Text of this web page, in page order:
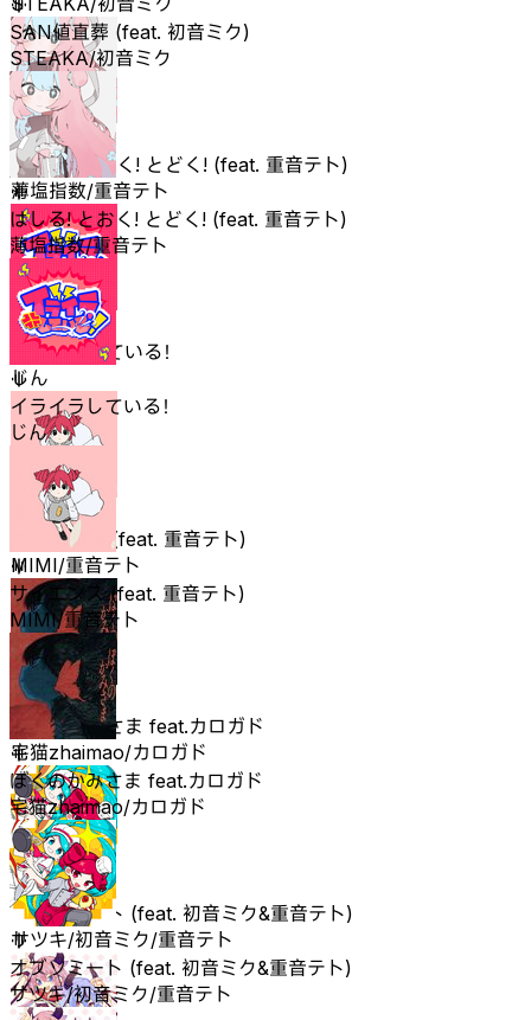
はしる! とおく! とどく! (feat. 重音テト)
薄塩指数/重音テト
イライラしている！
じん
サイエンス (feat. 重音テト)
MIMI/重音テト
ぼくのかみさま feat.カロガド
宅猫zhaimao/カロガド
オブソミート (feat. 初音ミク&重音テト)
サツキ/初音ミク/重音テト
SAN値直葬 (feat. 初音ミク)
STEAKA/初音ミク
はしる! とおく! とどく! (feat. 重音テト)
薄塩指数/重音テト
イライラしている！
じん
サイエンス (feat. 重音テト)
MIMI/重音テト
ぼくのかみさま feat.カロガド
宅猫zhaimao/カロガド
オブソミート (feat. 初音ミク&重音テト)
サツキ/初音ミク/重音テト